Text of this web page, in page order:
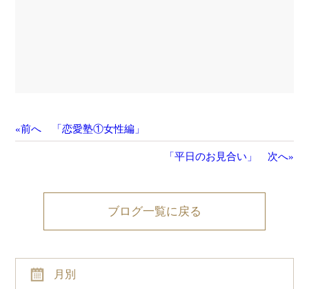
«前へ 「恋愛塾①女性編」
「平日のお見合い」 次へ»
ブログ一覧に戻る
月別